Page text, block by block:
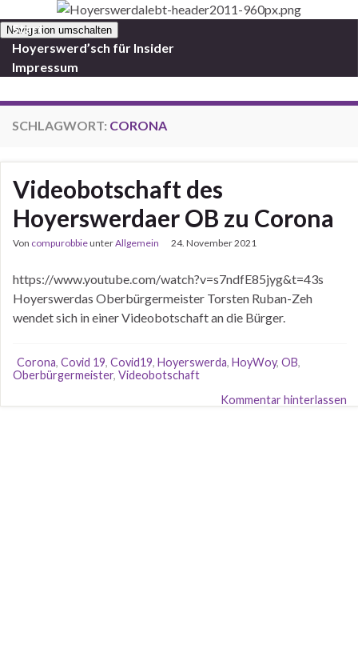
Navigation umschalten
Start
Hoyerswerd’sch für Insider
Impressum
SCHLAGWORT: CORONA
Videobotschaft des
Hoyerswerdaer OB zu Corona
Von compurobbieunterAllgemein 24. November 2021
https://www.youtube.com/watch?v=s7ndfE85jyg&t=43s
Hoyerswerdas Oberbürgermeister Torsten Ruban-Zeh
wendet sich in einer Videobotschaft an die Bürger.
Corona, Covid 19, Covid19, Hoyerswerda, HoyWoy, OB,
Oberbürgermeister, Videobotschaft
Kommentar hinterlassen